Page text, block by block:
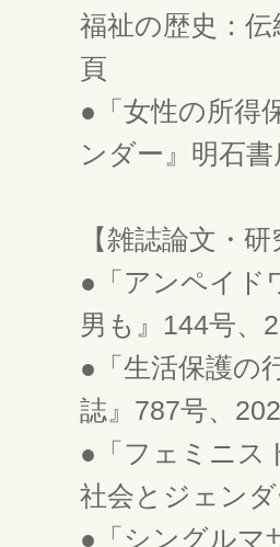
福祉の歴史：
頁
●「女性の所得
ンダー』明石
【雑誌論文・
●「アンペイ
男も』144号、
●「生活保護の
誌』787号、
●「フェミニス
社会とジェン
●「シングル